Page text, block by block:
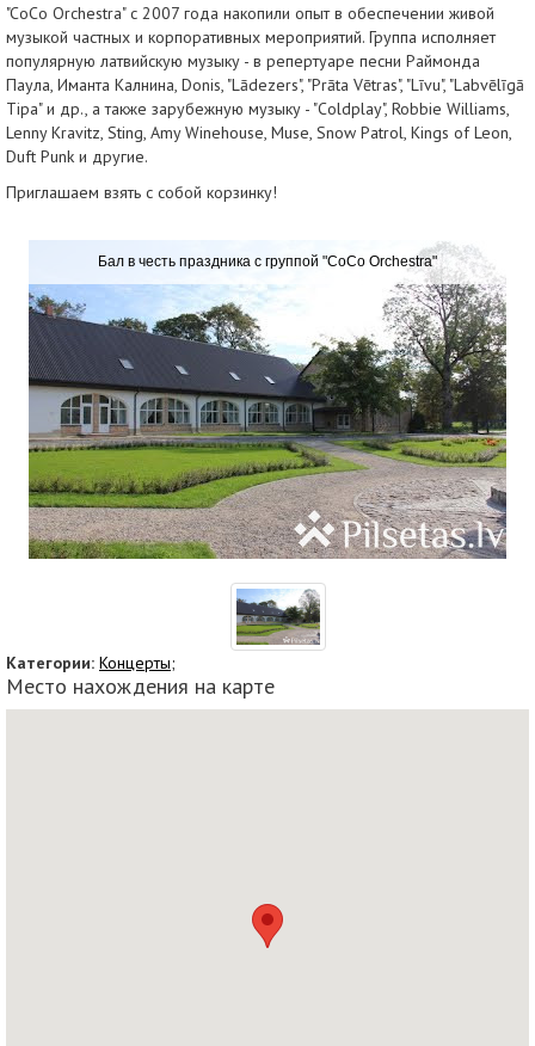
"CoCo Orchestra" с 2007 года накопили опыт в обеспечении живой
музыкой частных и корпоративных мероприятий. Группа исполняет
популярную латвийскую музыку - в репертуаре песни Раймонда
Паула, Иманта Калнина, Donis, "Lādezers", "Prāta Vētras", "Līvu", "Labvēlīgā
Tipa" и др., а также зарубежную музыку - "Coldplay", Robbie Williams,
Lenny Kravitz, Sting, Amy Winehouse, Muse, Snow Patrol, Kings of Leon,
Duft Punk и другие.
Приглашаем взять с собой корзинку!
Бал в честь праздника с группой "CoCo Orchestra"
Категории: Концерты;
Место нахождения на карте